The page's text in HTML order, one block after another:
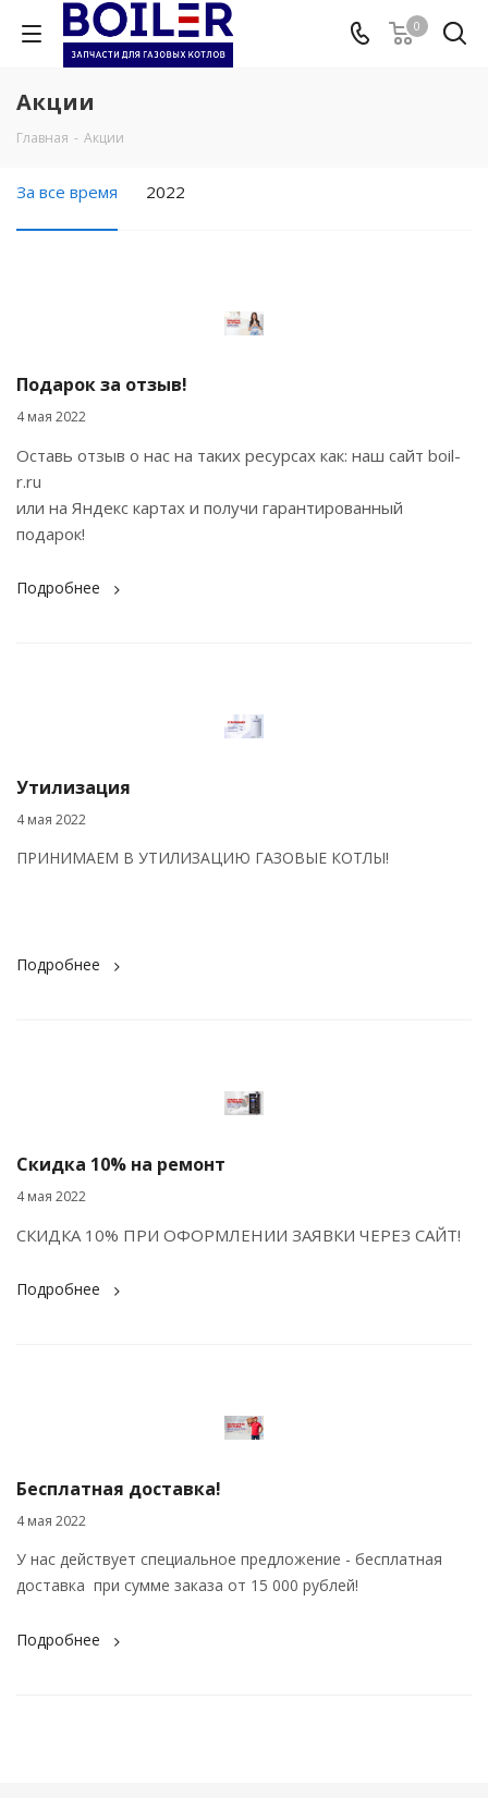
0
Акции
Главная - Акции
За все время 2022
Подарок за отзыв!
4 мая 2022
Оставь отзыв о нас на таких ресурсах как: наш сайт boil-
r.ru
или на Яндекс картах и получи гарантированный
подарок!
Подробнее
Утилизация
4 мая 2022
ПРИНИМАЕМ В УТИЛИЗАЦИЮ ГАЗОВЫЕ КОТЛЫ!
Подробнее
Скидка 10% на ремонт
4 мая 2022
СКИДКА 10% ПРИ ОФОРМЛЕНИИ ЗАЯВКИ ЧЕРЕЗ САЙТ!
Подробнее
Бесплатная доставка!
4 мая 2022
У нас действует специальное предложение - бесплатная
доставка при сумме заказа от 15 000 рублей!
Подробнее